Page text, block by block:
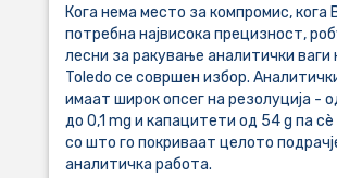
Кога нема место за компромис, кога
потребна највисока прецизност,
лесни за ракување аналитички
Toledo се совршен избор.
имаат широк опсег на резолуција -
до 0,1 mg и капацитети од 54 g па
со што го покриваат целото
аналитичка работа.